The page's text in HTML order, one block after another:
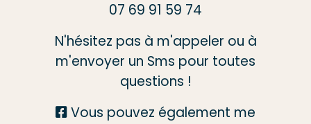
07 69 91 59 74
N'hésitez pas à m'appeler ou à
m'envoyer un Sms pour toutes
questions !
 Vous pouvez également me